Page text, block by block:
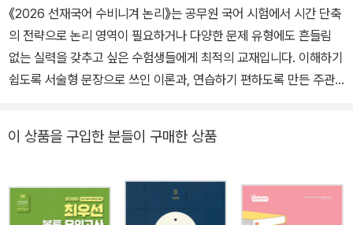
《2026 선재국어 수비니겨 논리》는 공무원 국어 시험에서 시간 단축
의 전략으로 논리 영역이 필요하거나 다양한 문제 유형에도 흔들림
없는 실력을 갖추고 싶은 수험생들에게 최적의 교재입니다. 이해하기
쉽도록 서술형 문장으로 쓰인 이론과, 연습하기 편하도록 만든 주관
내용을 미리 확인할 수 있습니다. - 이론 정리: 반드시 알아야 할 기본
과, 추가로 공부해 두면 도움이 되는 자료들을 정리하였습니다. · 문제
풀이 - 연습하기: 이론을 적용하여 논리 문제를 해결하는 연습을 할
이 상품을 구입한 분들이 구매한 상품